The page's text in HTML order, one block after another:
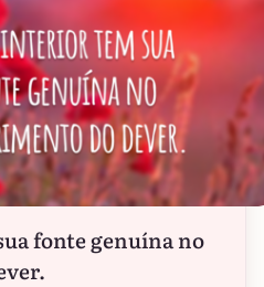
fonte genuína no